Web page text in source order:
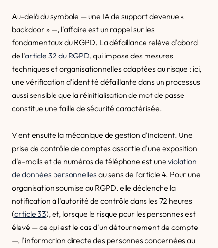
Au-delà du symbole — une IA de support devenue «
backdoor » —, l'affaire est un rappel sur les
fondamentaux du RGPD. La défaillance relève d'abord
de l'article 32 du RGPD, qui impose des mesures
techniques et organisationnelles adaptées au risque : ici,
une vérification d'identité défaillante dans un processus
aussi sensible que la réinitialisation de mot de passe
constitue une faille de sécurité caractérisée.
Vient ensuite la mécanique de gestion d'incident. Une
prise de contrôle de comptes assortie d'une exposition
d'e-mails et de numéros de téléphone est une violation
de données personnelles au sens de l'article 4. Pour une
organisation soumise au RGPD, elle déclenche la
notification à l'autorité de contrôle dans les 72 heures
(article 33), et, lorsque le risque pour les personnes est
élevé — ce qui est le cas d'un détournement de compte
—, l'information directe des personnes concernées au